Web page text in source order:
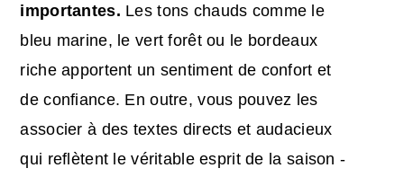
importantes. Les tons chauds comme le
bleu marine, le vert forêt ou le bordeaux
riche apportent un sentiment de confort et
de confiance. En outre, vous pouvez les
associer à des textes directs et audacieux
qui reflètent le véritable esprit de la saison -